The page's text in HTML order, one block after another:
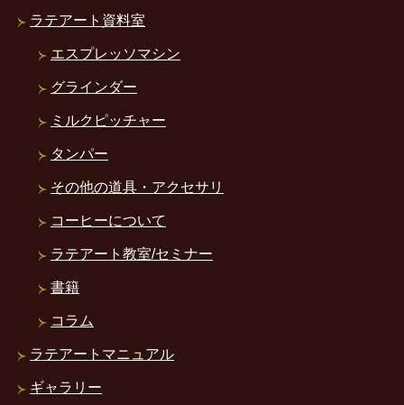
ラテアート資料室
エスプレッソマシン
グラインダー
ミルクピッチャー
タンパー
その他の道具・アクセサリ
コーヒーについて
ラテアート教室/セミナー
書籍
コラム
ラテアートマニュアル
ギャラリー